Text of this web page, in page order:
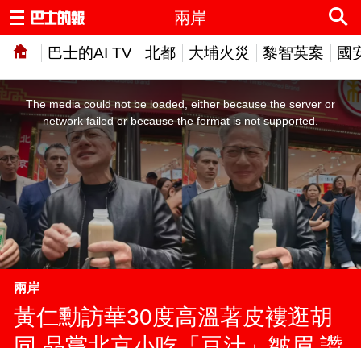
巴士的AI TV 北都 大埔火災 黎智英案 國
兩岸
a
modal
window.
The media could not be loaded, either because the server or
network failed or because the format is not supported.
兩岸
黃仁勳訪華30度高溫著皮褸逛胡